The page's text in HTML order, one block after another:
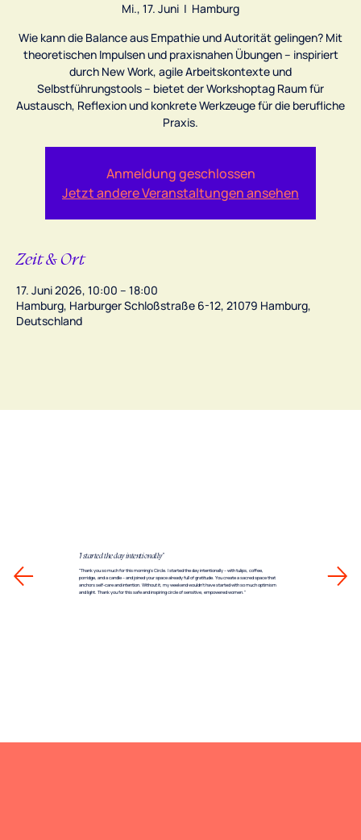
Mi., 17. Juni
  |
Hamburg
Wie kann die Balance aus Empathie und Autorität gelingen? Mit
theoretischen Impulsen und praxisnahen Übungen – inspiriert
durch New Work, agile Arbeitskontexte und
Selbstführungstools – bietet der Workshoptag Raum für
Austausch, Reflexion und konkrete Werkzeuge für die berufliche
Praxis.
Anmeldung geschlossen
Jetzt andere Veranstaltungen ansehen
Zeit & Ort
17. Juni 2026, 10:00 – 18:00
Hamburg, Harburger Schloßstraße 6-12, 21079 Hamburg,
Deutschland
"I started the day intentionally"
"Thank you so much for this morning’s Circle. I started the day intentionally – with tulips, coffee,
porridge, and a candle – and joined your space already full of gratitude. You create a sacred space that
anchors self-care and intention. Without it, my weekend wouldn’t have started with so much optimism
and light. Thank you for this safe and inspiring circle of sensitive, empowered women."